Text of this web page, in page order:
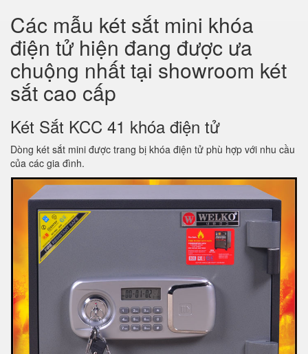
Các mẫu két sắt mini khóa
điện tử hiện đang được ưa
chuộng nhất tại showroom két
sắt cao cấp
Két Sắt KCC 41 khóa điện tử
Dòng két sắt mini được trang bị khóa điện tử phù hợp với nhu cầu
của các gia đình.